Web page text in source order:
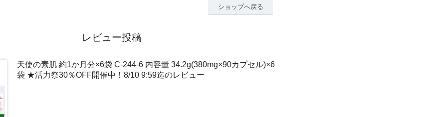
ショップへ戻る
レビュー投稿
天使の素肌 約1か月分×6袋 C-244-6 内容量 34.2g(380mg×90カプセル)×6
袋 ★活力祭30％OFF開催中！8/10 9:59迄のレビュー